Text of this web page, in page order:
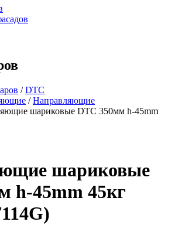
/DTC
/Направляющие
шариковые DTC 350мм h-45mm
шариковые
h-45mm 45кг